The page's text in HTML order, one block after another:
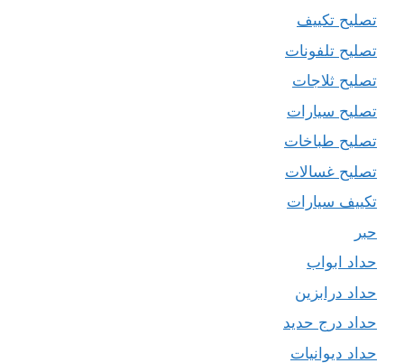
تصليح تكييف
تصليح تلفونات
تصليح ثلاجات
تصليح سيارات
تصليح طباخات
تصليح غسالات
تكييف سيارات
حبر
حداد ابواب
حداد درابزين
حداد درج حديد
حداد ديوانيات